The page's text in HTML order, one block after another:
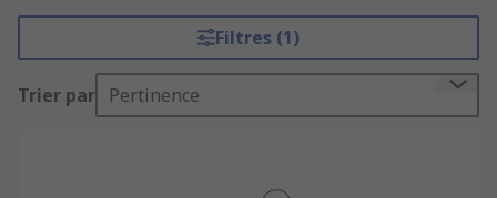
Filtres (1)
Trier par Pertinence